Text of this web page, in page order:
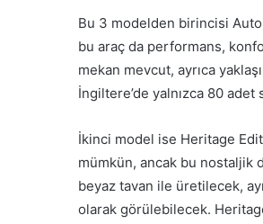
Bu 3 modelden birincisi
bu araç da performans,
mekan mevcut, ayrıca
İngiltere’de yalnızca 80 adet
İkinci model ise Heritage
mümkün, ancak bu nostaljik
beyaz tavan ile üretilecek,
olarak görülebilecek.